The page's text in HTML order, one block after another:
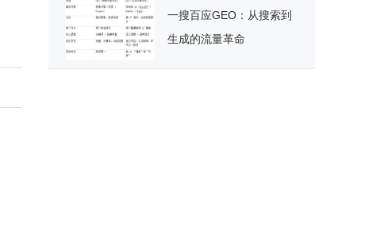
一搜百应GEO：从搜索到
生成的流量革命